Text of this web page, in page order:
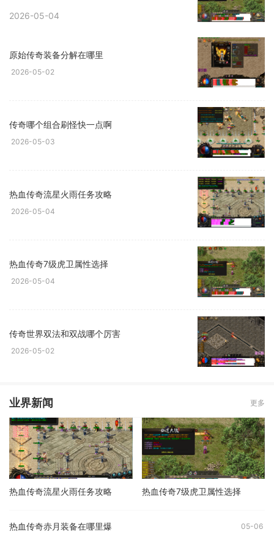
2026-05-04
原始传奇装备分解在哪里
2026-05-02
传奇哪个组合刷怪快一点啊
2026-05-03
热血传奇流星火雨任务攻略
2026-05-04
热血传奇7级虎卫属性选择
2026-05-04
传奇世界双法和双战哪个厉害
2026-05-02
业界新闻 更多
热血传奇流星火雨任务攻略 热血传奇7级虎卫属性选择
热血传奇赤月装备在哪里爆 05-06